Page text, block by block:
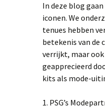
In deze blog
iconen. We
tenues hebben
betekenis van de
verrijkt, maar ook
geapprecieerd
kits als mode-
1. PSG’s